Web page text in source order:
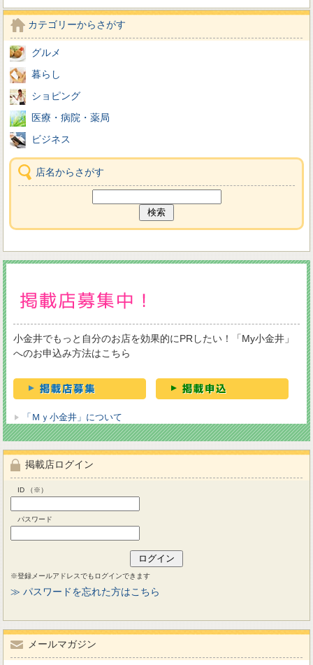
カテゴリーからさがす
グルメ
暮らし
ショピング
医療・病院・薬局
ビジネス
店名からさがす
小金井でもっと自分のお店を効果的にPRしたい！「My小金井」
へのお申込み方法はこちら
「Ｍｙ小金井」について
掲載店ログイン
ID （※）
パスワード
※登録メールアドレスでもログインできます
≫ パスワードを忘れた方はこちら
メールマガジン